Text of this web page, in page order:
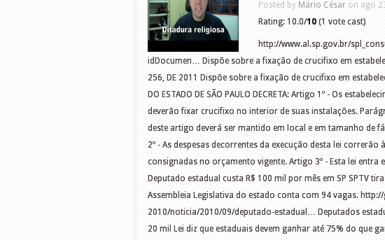
Posted by Mário César on ago
Rating: 10.0/10 (1 vote cast)
http://www.al.sp.gov.br/
idDocumen… Dispõe sobre a fixação de crucifixo em
256, DE 2011 Dispõe sobre a fixação de crucifixo em
DO ESTADO DE SÃO PAULO DECRETA: Artigo 1º - Os
deverão fixar crucifixo no interior de suas instalações.
deste artigo deverá ser mantido em local e em tamanho de
2º - As despesas decorrentes da execução desta lei
consignadas no orçamento vigente. Artigo 3º - Esta lei
Deputado estadual custa R$ 100 mil por mês em SP SPTV
Assembleia Legislativa do estado conta com 94 vagas.
2010/noticia/2010/09/deputado-estadual… Deputados
20 mil Lei diz que estaduais devem ganhar até 75% do que